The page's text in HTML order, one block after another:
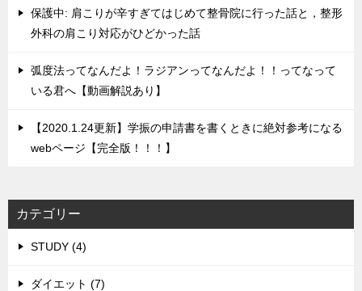
保護中: 肩こりが辛すぎてはじめて整骨院に行った話と，整形
外科の肩こり対応がひどかった話
弧度法ってなんだよ！ラジアンってなんだよ！！ってなって
いる君へ【動画解説あり】
【2020.1.24更新】学振の申請書を書くときに絶対参考になる
webページ【完全版！！！】
カテゴリー
STUDY (4)
ダイエット (7)